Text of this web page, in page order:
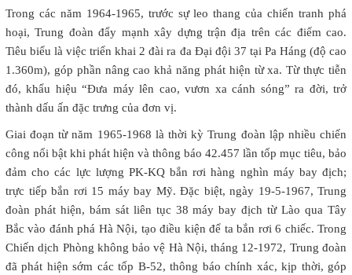
Trong các năm 1964-1965, trước sự leo thang của chiến tranh phá
hoại, Trung đoàn đẩy mạnh xây dựng trận địa trên các điểm cao.
Tiêu biểu là việc triển khai 2 đài ra đa Đại đội 37 tại Pa Háng (độ cao
1.360m), góp phần nâng cao khả năng phát hiện từ xa. Từ thực tiễn
đó, khẩu hiệu “Đưa máy lên cao, vươn xa cánh sóng” ra đời, trở
thành dấu ấn đặc trưng của đơn vị.
Giai đoạn từ năm 1965-1968 là thời kỳ Trung đoàn lập nhiều chiến
công nổi bật khi phát hiện và thông báo 42.457 lần tốp mục tiêu, bảo
đảm cho các lực lượng PK-KQ bắn rơi hàng nghìn máy bay địch;
trực tiếp bắn rơi 15 máy bay Mỹ. Đặc biệt, ngày 19-5-1967, Trung
đoàn phát hiện, bám sát liên tục 38 máy bay địch từ Lào qua Tây
Bắc vào đánh phá Hà Nội, tạo điều kiện để ta bắn rơi 6 chiếc. Trong
Chiến dịch Phòng không bảo vệ Hà Nội, tháng 12-1972, Trung đoàn
đã phát hiện sớm các tốp B-52, thông báo chính xác, kịp thời, góp